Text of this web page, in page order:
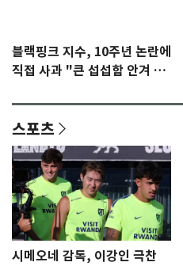
블랙핑크 지수, 10주년 논란에
직접 사과 "큰 섭섭함 안겨 미
스포츠
시메오네 감독, 이강인 극찬